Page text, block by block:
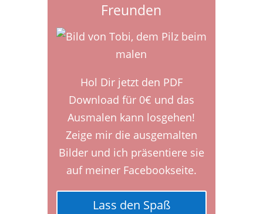
Freunden
Hol Dir jetzt den PDF
Download für 0€ und das
Ausmalen kann losgehen!
Zeige mir die ausgemalten
Bilder und ich präsentiere sie
auf meiner Facebookseite.
Lass den Spaß